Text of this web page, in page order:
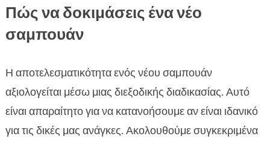
Πώς να δοκιμάσεις ένα νέο
σαμπουάν
Η αποτελεσματικότητα ενός νέου σαμπουάν
αξιολογείται μέσω μιας διεξοδικής διαδικασίας. Αυτό
είναι απαραίτητο για να κατανοήσουμε αν είναι ιδανικό
για τις δικές μας ανάγκες. Ακολουθούμε συγκεκριμένα